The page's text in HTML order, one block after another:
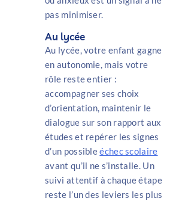
pas minimiser.
Au lycée
Au lycée, votre enfant gagne
en autonomie, mais votre
rôle reste entier :
accompagner ses choix
d’orientation, maintenir le
dialogue sur son rapport aux
études et repérer les signes
d’un possibleéchec scolaire
avant qu’il ne s’installe. Un
suivi attentif à chaque étape
reste l’un des leviers les plus